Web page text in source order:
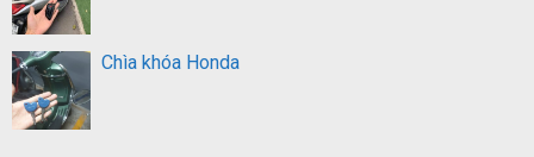
Chìa khóa Honda